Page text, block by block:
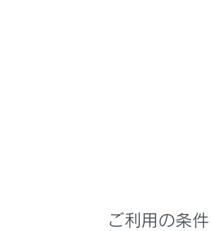
すことができます。ご利用の条件